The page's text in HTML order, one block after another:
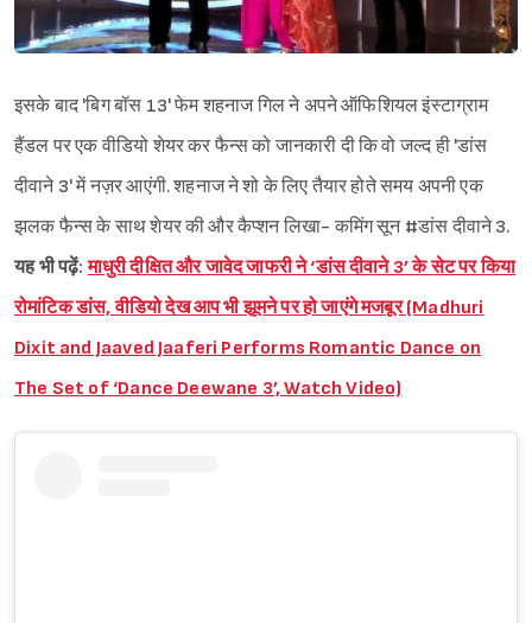
इसके बाद 'बिग बॉस 13' फेम शहनाज गिल ने अपने ऑफिशियल इंस्टाग्राम
हैंडल पर एक वीडियो शेयर कर फैन्स को जानकारी दी कि वो जल्द ही 'डांस
दीवाने 3' में नज़र आएंगी. शहनाज ने शो के लिए तैयार होते समय अपनी एक
झलक फैन्स के साथ शेयर की और कैप्शन लिखा- कमिंग सून #डांस दीवाने 3.
यह भी पढ़ें:माधुरी दीक्षित और जावेद जाफरी ने ‘डांस दीवाने 3’ के सेट पर किया
रोमांटिक डांस, वीडियो देख आप भी झूमने पर हो जाएंगे मजबूर (Madhuri
Dixit and Jaaved Jaaferi Performs Romantic Dance on
The Set of ‘Dance Deewane 3’, Watch Video)